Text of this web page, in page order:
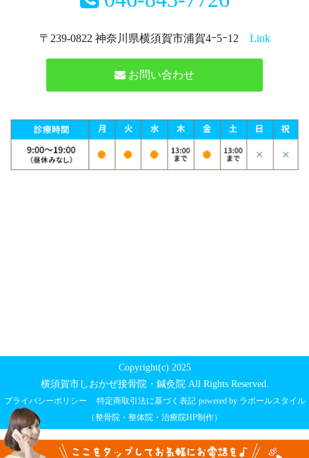
〒239-0822 神奈川県横須賀市浦賀4ｰ5ｰ12 Link
お問い合わせ
Copyright(c) 2025
横須賀市しおかぜ接骨院・鍼灸院 All Rights Reserved.
プライバシーポリシー 特定商取引法に基づく表記 powered by ラポールスタイル
（整骨院・整体院・治療院HP制作）